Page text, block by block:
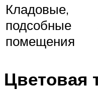
Кладовые,
подсобные
помещения
Цветовая